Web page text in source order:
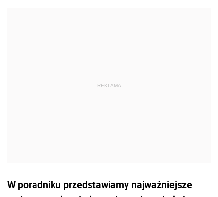
W poradniku przedstawiamy najważniejsze